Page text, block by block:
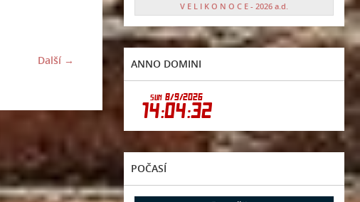
Další →
V E L I K O N O C E - 2026 a.d.
ANNO DOMINI
POČASÍ